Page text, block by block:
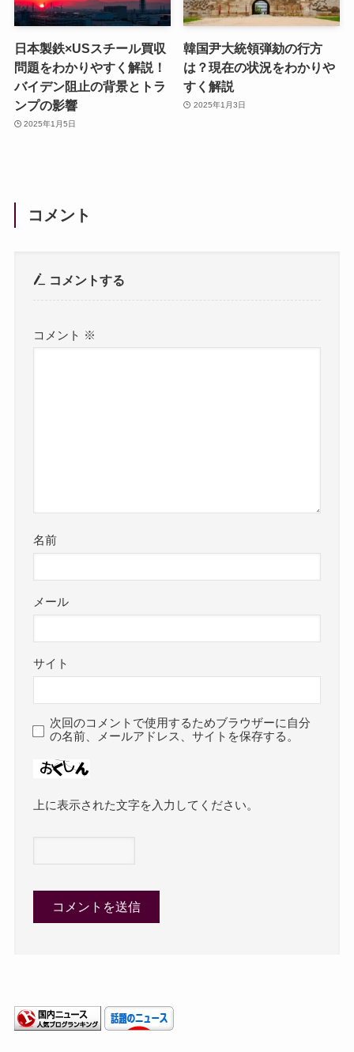
日本製鉄×USスチール買収
問題をわかりやすく解説！
バイデン阻止の背景とトラ
ンプの影響
2025年1月5日
韓国尹大統領弾劾の行方
は？現在の状況をわかりや
すく解説
2025年1月3日
コメント
コメントする
コメント ※
名前
メール
サイト
次回のコメントで使用するためブラウザーに自分
の名前、メールアドレス、サイトを保存する。
上に表示された文字を入力してください。